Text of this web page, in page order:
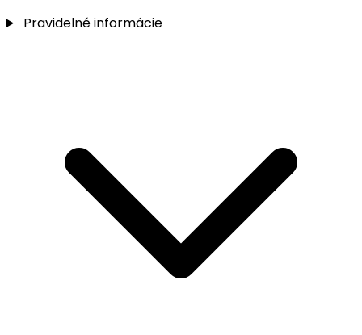
Pravidelné informácie